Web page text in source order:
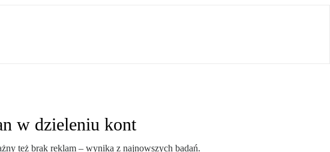
w dzieleniu kont
też brak reklam – wynika z najnowszych badań.